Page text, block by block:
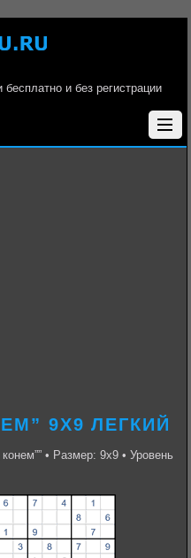
и без регистрации
9Х9 ЛЕГКИЙ
• Размер: 9х9 • Уровень